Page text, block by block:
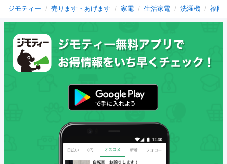
ジモティー 売ります・あげます 家電 生活家電 洗濯機 福岡